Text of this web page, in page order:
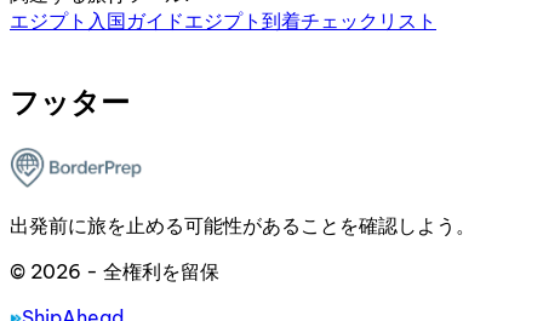
エジプト入国ガイドエジプト到着チェックリスト
フッター
出発前に旅を止める可能性があることを確認しよう。
© 2026 - 全権利を留保